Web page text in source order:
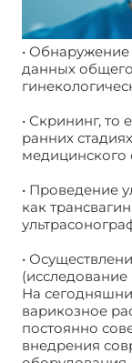
•
данных
• Скрининг, то
ранних
медицинского
• Проведение
как
•
(исследование
На
варикозное
постоянно
внедрения